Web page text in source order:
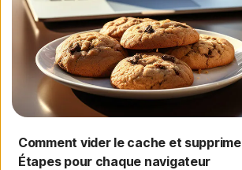
Comment vider le cache et
Étapes pour chaque navigateur